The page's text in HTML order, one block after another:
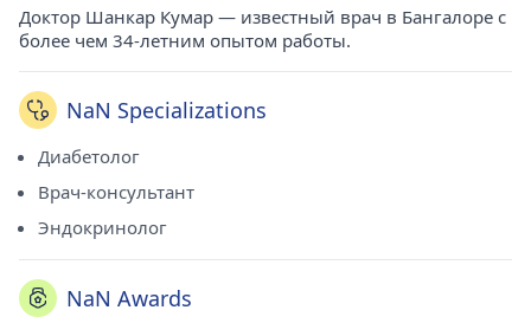
Доктор Шанкар Кумар — известный врач в Бангалоре с
более чем 34-летним опытом работы.
NaN Specializations
Диабетолог
Врач-консультант
Эндокринолог
NaN Awards